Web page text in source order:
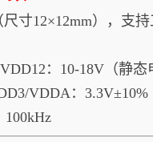
尺寸12×12mm），支
：10-18V（静态
VDDA：3.3V±10%
100kHz